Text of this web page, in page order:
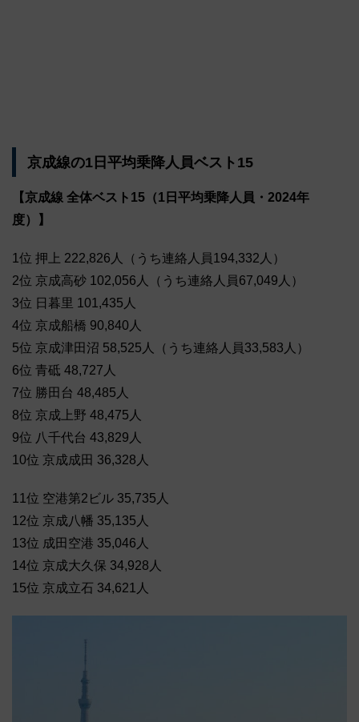
京成線の1日平均乗降人員ベスト15
【京成線 全体ベスト15（1日平均乗降人員・2024年
度）】
1位 押上 222,826人（うち連絡人員194,332人）
2位 京成高砂 102,056人（うち連絡人員67,049人）
3位 日暮里 101,435人
4位 京成船橋 90,840人
5位 京成津田沼 58,525人（うち連絡人員33,583人）
6位 青砥 48,727人
7位 勝田台 48,485人
8位 京成上野 48,475人
9位 八千代台 43,829人
10位 京成成田 36,328人
11位 空港第2ビル 35,735人
12位 京成八幡 35,135人
13位 成田空港 35,046人
14位 京成大久保 34,928人
15位 京成立石 34,621人